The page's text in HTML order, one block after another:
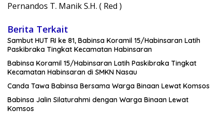
Pernandos T. Manik S.H. ( Red )
Berita Terkait
Sambut HUT RI ke 81, Babinsa Koramil 15/Habinsaran Latih
Paskibraka Tingkat Kecamatan Habinsaran
Babinsa Koramil 15/Habinsaran Latih Paskibraka Tingkat
Kecamatan Habinsaran di SMKN Nasau
Canda Tawa Babinsa Bersama Warga Binaan Lewat Komsos
Babinsa Jalin Silaturahmi dengan Warga Binaan Lewat
Komsos